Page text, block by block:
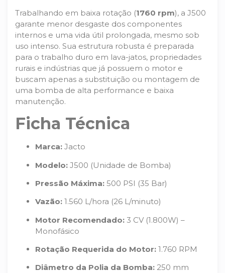
Trabalhando em baixa rotação (1760 rpm), a J500
garante menor desgaste dos componentes
internos e uma vida útil prolongada, mesmo sob
uso intenso. Sua estrutura robusta é preparada
para o trabalho duro em lava-jatos, propriedades
rurais e indústrias que já possuem o motor e
buscam apenas a substituição ou montagem de
uma bomba de alta performance e baixa
manutenção.
Ficha Técnica
Marca: Jacto
Modelo: J500 (Unidade de Bomba)
Pressão Máxima: 500 PSI (35 Bar)
Vazão: 1.560 L/hora (26 L/minuto)
Motor Recomendado: 3 CV (1.800W) –
Monofásico
Rotação Requerida do Motor: 1.760 RPM
Diâmetro da Polia da Bomba: 250 mm